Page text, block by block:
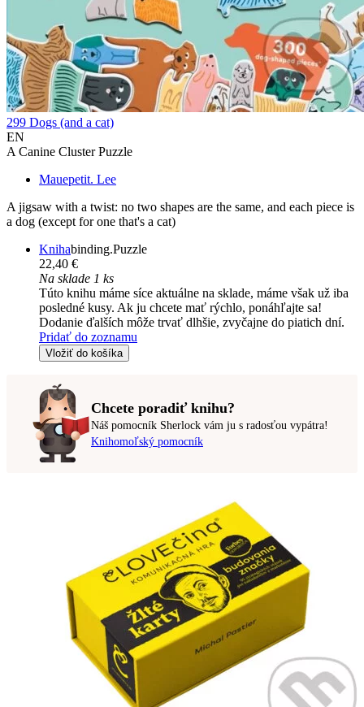
299 Dogs (and a cat)
EN
A Canine Cluster Puzzle
Mauepetit. Lee
A jigsaw with a twist: no two shapes are the same, and each piece is
a dog (except for one that's a cat)
Knihabinding.Puzzle
22,40 €
Na sklade 1 ks
Túto knihu máme síce aktuálne na sklade, máme však už iba
posledné kusy. Ak ju chcete mať rýchlo, ponáhľajte sa!
Dodanie ďalších môže trvať dlhšie, zvyčajne do piatich dní.
Pridať do zoznamu
Vložiť do košíka
Chcete poradiť knihu?
Náš pomocník Sherlock vám ju s radosťou vypátra!
Knihomoľský pomocník